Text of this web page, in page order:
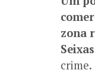
zona
crime.